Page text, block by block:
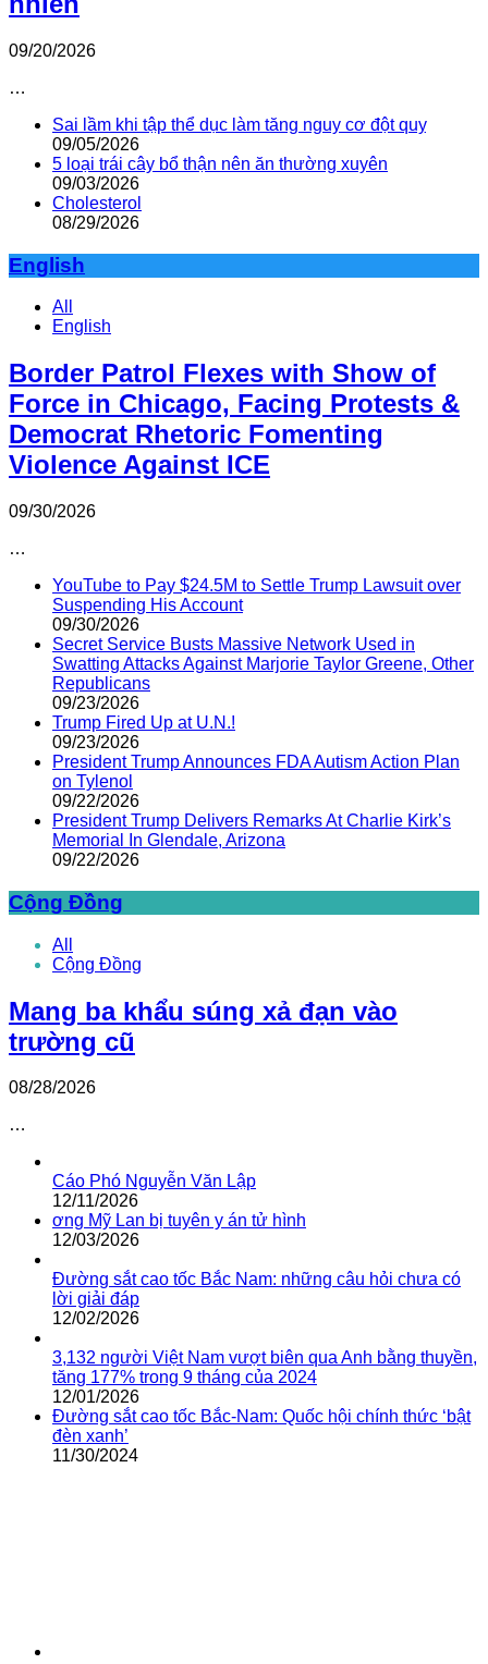
09/20/2026
…
Sai lầm khi tập thể dục làm tăng nguy cơ đột quỵ
09/05/2026
5 loại trái cây bổ thận nên ăn thường xuyên
09/03/2026
Cholesterol
08/29/2026
English
All
English
Border Patrol Flexes with Show of
Force in Chicago, Facing Protests &
Democrat Rhetoric Fomenting
Violence Against ICE
09/30/2026
…
YouTube to Pay $24.5M to Settle Trump Lawsuit over
Suspending His Account
09/30/2026
Secret Service Busts Massive Network Used in
Swatting Attacks Against Marjorie Taylor Greene, Other
Republicans
09/23/2026
Trump Fired Up at U.N.!
09/23/2026
President Trump Announces FDA Autism Action Plan
on Tylenol
09/22/2026
President Trump Delivers Remarks At Charlie Kirk’s
Memorial In Glendale, Arizona
09/22/2026
Cộng Đồng
All
Cộng Đồng
Mang ba khẩu súng xả đạn vào
trường cũ
08/28/2026
…
Cáo Phó Nguyễn Văn Lập
12/11/2026
ơng Mỹ Lan bị tuyên y án tử hình
12/03/2026
Đường sắt cao tốc Bắc Nam: những câu hỏi chưa có
lời giải đáp
12/02/2026
3,132 người Việt Nam vượt biên qua Anh bằng thuyền,
tăng 177% trong 9 tháng của 2024
12/01/2026
Đường sắt cao tốc Bắc-Nam: Quốc hội chính thức ‘bật
đèn xanh’
11/30/2024